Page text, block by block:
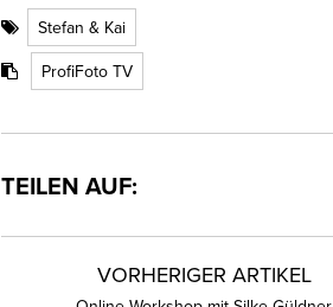
Stefan & Kai
ProfiFoto TV
TEILEN AUF:
VORHERIGER ARTIKEL